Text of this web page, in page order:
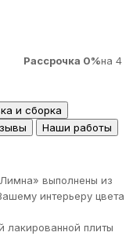
Рассрочка 0%на 4
и сборка
Наши работы
выполнены из
интерьеру цвета
лакированной плиты